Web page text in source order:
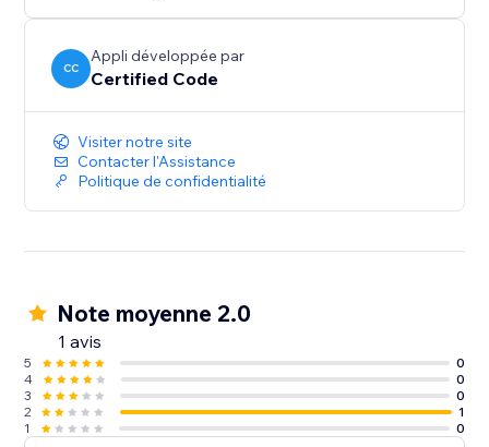
CC
Appli développée par
Certified Code
Visiter notre site
Contacter l'Assistance
Politique de confidentialité
Note moyenne 2.0
1 avis
5
0
4
0
3
0
2
1
1
0